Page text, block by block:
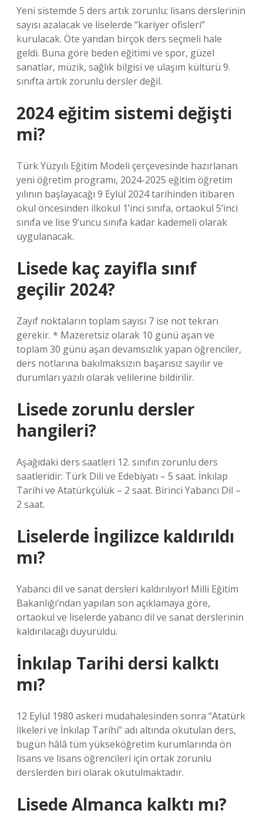
Yeni sistemde 5 ders artık zorunlu; lisans derslerinin
sayısı azalacak ve liselerde “kariyer ofisleri”
kurulacak. Öte yandan birçok ders seçmeli hale
geldi. Buna göre beden eğitimi ve spor, güzel
sanatlar, müzik, sağlık bilgisi ve ulaşım kültürü 9.
sınıfta artık zorunlu dersler değil.
2024 eğitim sistemi değişti
mi?
Türk Yüzyılı Eğitim Modeli çerçevesinde hazırlanan
yeni öğretim programı, 2024-2025 eğitim öğretim
yılının başlayacağı 9 Eylül 2024 tarihinden itibaren
okul öncesinden ilkokul 1’inci sınıfa, ortaokul 5’inci
sınıfa ve lise 9’uncu sınıfa kadar kademeli olarak
uygulanacak.
Lisede kaç zayifla sınıf
geçilir 2024?
Zayıf noktaların toplam sayısı 7 ise not tekrarı
gerekir. * Mazeretsiz olarak 10 günü aşan ve
toplam 30 günü aşan devamsızlık yapan öğrenciler,
ders notlarına bakılmaksızın başarısız sayılır ve
durumları yazılı olarak velilerine bildirilir.
Lisede zorunlu dersler
hangileri?
Aşağıdaki ders saatleri 12. sınıfın zorunlu ders
saatleridir: Türk Dili ve Edebiyatı – 5 saat. İnkılap
Tarihi ve Atatürkçülük – 2 saat. Birinci Yabancı Dil –
2 saat.
Liselerde İngilizce kaldırıldı
mı?
Yabancı dil ve sanat dersleri kaldırılıyor! Milli Eğitim
Bakanlığı’ndan yapılan son açıklamaya göre,
ortaokul ve liselerde yabancı dil ve sanat derslerinin
kaldırılacağı duyuruldu.
İnkılap Tarihi dersi kalktı
mı?
12 Eylül 1980 askeri müdahalesinden sonra “Atatürk
İlkeleri ve İnkılap Tarihi” adı altında okutulan ders,
bugün hâlâ tüm yükseköğretim kurumlarında ön
lisans ve lisans öğrencileri için ortak zorunlu
derslerden biri olarak okutulmaktadır.
Lisede Almanca kalktı mı?